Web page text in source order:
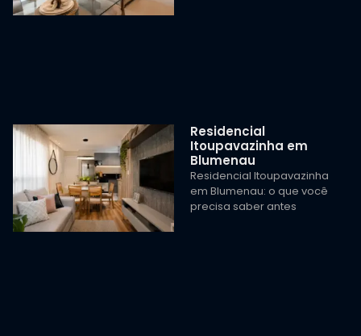
Residencial
Itoupavazinha em
Blumenau
Residencial Itoupavazinha
em Blumenau: o que você
precisa saber antes